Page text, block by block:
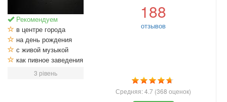
Рекомендуем
в центре города
на день рождения
с живой музыкой
как пивное заведения
3 рівень
188
отзывов
Средняя:4.7 (368 оценок)